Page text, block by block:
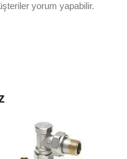
yorum yapabilir.